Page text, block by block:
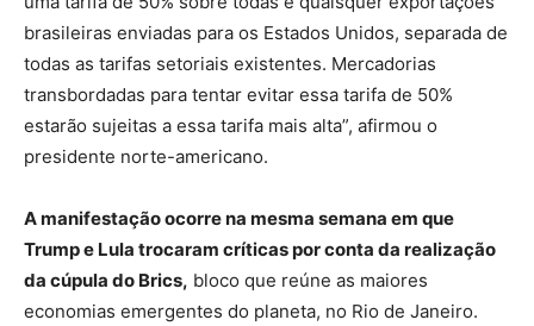
brasileiras enviadas para os Estados Unidos, separada de
todas as tarifas setoriais existentes. Mercadorias
transbordadas para tentar evitar essa tarifa de 50%
estarão sujeitas a essa tarifa mais alta”, afirmou o
presidente norte-americano.
A manifestação ocorre na mesma semana em que
Trump e Lula trocaram críticas por conta da realização
da cúpula do Brics, bloco que reúne as maiores
economias emergentes do planeta, no Rio de Janeiro.